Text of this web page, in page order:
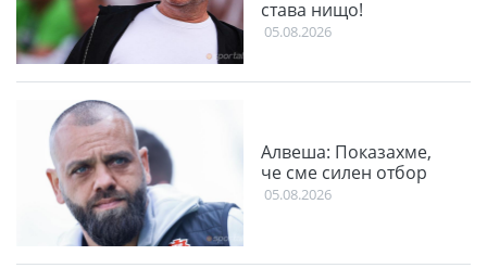
става нищо!
05.08.2026
Алвеша: Показахме,
че сме силен отбор
05.08.2026